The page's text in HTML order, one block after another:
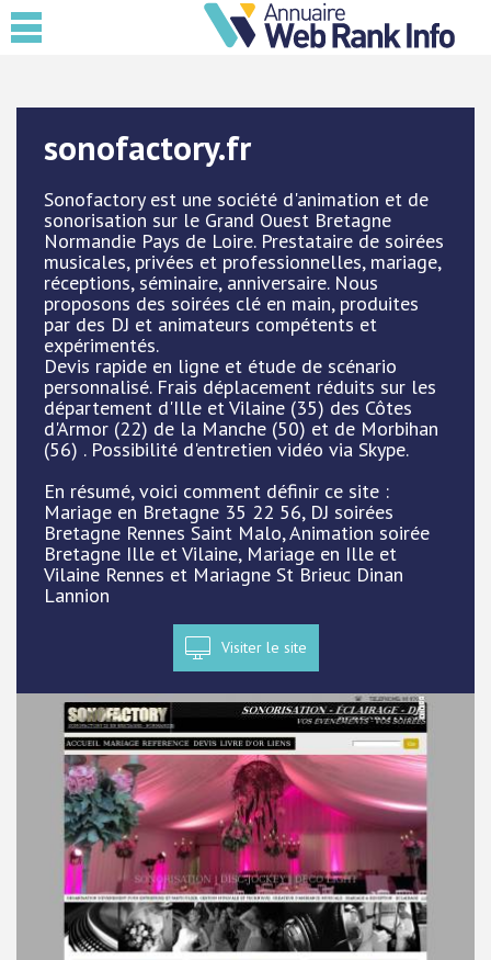
sonofactory.fr
Sonofactory est une société d'animation et de
sonorisation sur le Grand Ouest Bretagne
Normandie Pays de Loire. Prestataire de soirées
musicales, privées et professionnelles, mariage,
réceptions, séminaire, anniversaire. Nous
proposons des soirées clé en main, produites
par des DJ et animateurs compétents et
expérimentés.
Devis rapide en ligne et étude de scénario
personnalisé. Frais déplacement réduits sur les
département d'Ille et Vilaine (35) des Côtes
d'Armor (22) de la Manche (50) et de Morbihan
(56) . Possibilité d'entretien vidéo via Skype.
En résumé, voici comment définir ce site :
Mariage en Bretagne 35 22 56, DJ soirées
Bretagne Rennes Saint Malo, Animation soirée
Bretagne Ille et Vilaine, Mariage en Ille et
Vilaine Rennes et Mariagne St Brieuc Dinan
Lannion
Visiter le site